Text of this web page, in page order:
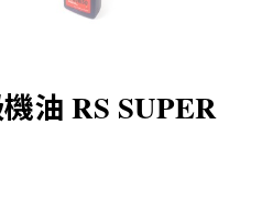
油 RS SUPER